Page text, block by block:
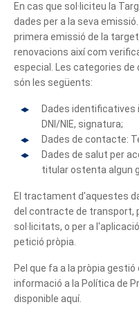
En cas que sol·liciteu la
dades per a la seva
primera emissió de la
renovacions així com
especial. Les categories
són les següents:
Dades identificatives
DNI/NIE, signatura;
Dades de contacte:
Dades de salut per
titular ostenta algun
El tractament d'aquestes
del contracte de transport,
sol·licitats, o per a
petició pròpia.
Pel que fa a la pròpia
informació a la Política de
disponible aquí.